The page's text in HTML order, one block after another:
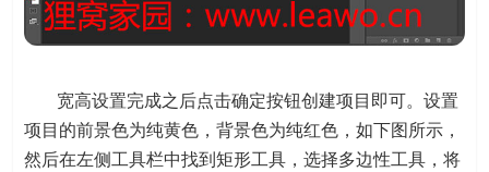
宽高设置完成之后点击确定按钮创建项目即可。设置
项目的前景色为纯黄色，背景色为纯红色，如下图所示，
然后在左侧工具栏中找到矩形工具，选择多边性工具，将